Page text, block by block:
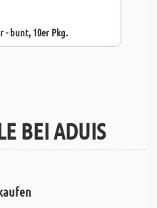
- bunt, 10er Pkg.
BEI ADUIS